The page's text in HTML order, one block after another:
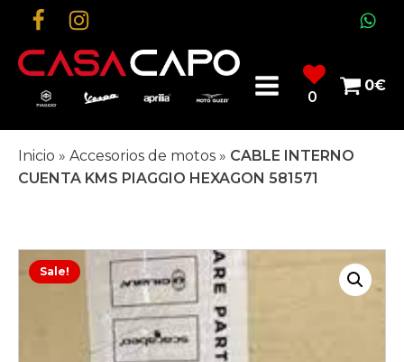
0
0€
Inicio » Accesorios de motos » CABLE INTERNO
CUENTA KMS PIAGGIO HEXAGON 581571
Sale!